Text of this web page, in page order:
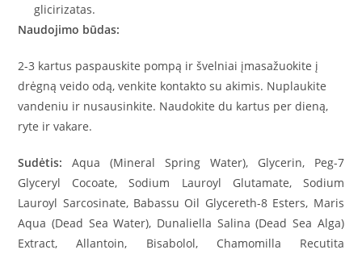
glicirizatas.
Naudojimo būdas:
2-3 kartus paspauskite pompą ir švelniai įmasažuokite į
drėgną veido odą, venkite kontakto su akimis. Nuplaukite
vandeniu ir nusausinkite. Naudokite du kartus per dieną,
ryte ir vakare.
Sudėtis: Aqua (Mineral Spring Water), Glycerin, Peg-7
Glyceryl Cocoate, Sodium Lauroyl Glutamate, Sodium
Lauroyl Sarcosinate, Babassu Oil Glycereth-8 Esters, Maris
Aqua (Dead Sea Water), Dunaliella Salina (Dead Sea Alga)
Extract, Allantoin, Bisabolol, Chamomilla Recutita